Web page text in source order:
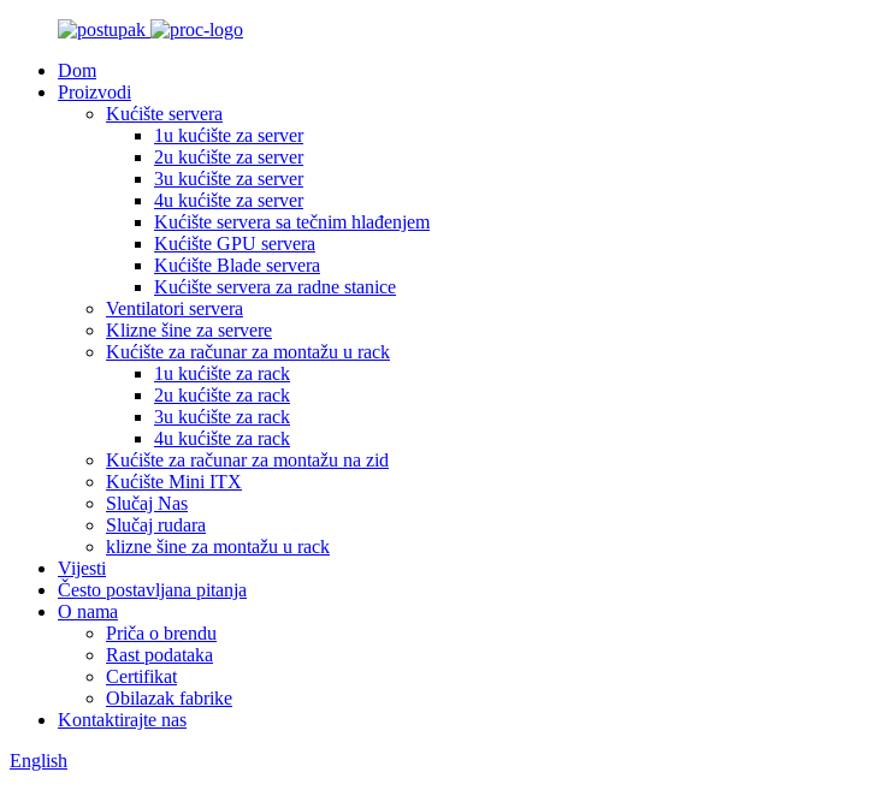
Dom
Proizvodi
Kućište servera
1u kućište za server
2u kućište za server
3u kućište za server
4u kućište za server
Kućište servera sa tečnim hlađenjem
Kućište GPU servera
Kućište Blade servera
Kućište servera za radne stanice
Ventilatori servera
Klizne šine za servere
Kućište za računar za montažu u rack
1u kućište za rack
2u kućište za rack
3u kućište za rack
4u kućište za rack
Kućište za računar za montažu na zid
Kućište Mini ITX
Slučaj Nas
Slučaj rudara
klizne šine za montažu u rack
Vijesti
Često postavljana pitanja
O nama
Priča o brendu
Rast podataka
Certifikat
Obilazak fabrike
Kontaktirajte nas
English